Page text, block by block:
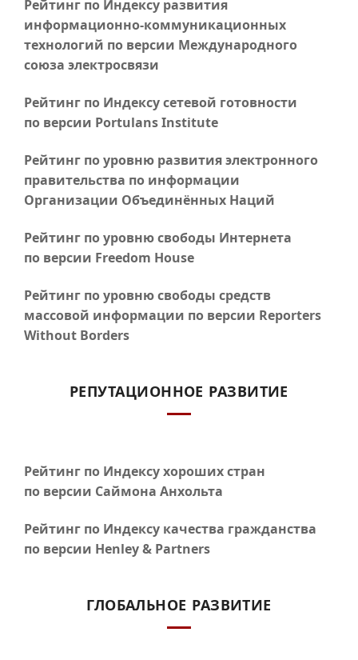
Рейтинг по Индексу развития
информационно-коммуникационных
технологий по версии Международного
союза электросвязи
Рейтинг по Индексу сетевой готовности
по версии Portulans Institute
Рейтинг по уровню развития электронного
правительства по информации
Организации Объединённых Наций
Рейтинг по уровню свободы Интернета
по версии Freedom House
Рейтинг по уровню свободы средств
массовой информации по версии Reporters
Without Borders
РЕПУТАЦИОННОЕ РАЗВИТИЕ
Рейтинг по Индексу хороших стран
по версии Саймона Анхольта
Рейтинг по Индексу качества гражданства
по версии Henley & Partners
ГЛОБАЛЬНОЕ РАЗВИТИЕ